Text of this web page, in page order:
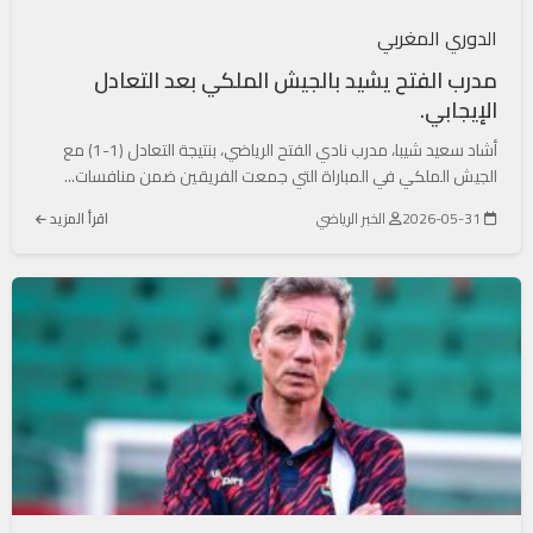
الدوري المغربي
مدرب الفتح يشيد بالجيش الملكي بعد التعادل
الإيجابي.
أشاد سعيد شيبا، مدرب نادي الفتح الرياضي، بنتيجة التعادل (1-1) مع
الجيش الملكي في المباراة التي جمعت الفريقين ضمن منافسات...
الخبر الرياضي اقرأ المزيد